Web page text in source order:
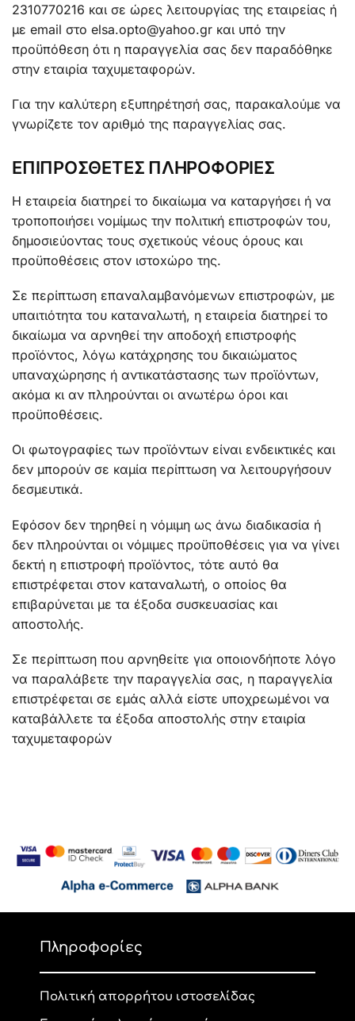
2310770216 και σε ώρες λειτουργίας της εταιρείας ή
με email στο elsa.opto@yahoo.gr και υπό την
προϋπόθεση ότι η παραγγελία σας δεν παραδόθηκε
στην εταιρία ταχυμεταφορών.
Για την καλύτερη εξυπηρέτησή σας, παρακαλούμε να
γνωρίζετε τον αριθμό της παραγγελίας σας.
ΕΠΙΠΡΟΣΘΕΤΕΣ ΠΛΗΡΟΦΟΡΙΕΣ
Η εταιρεία διατηρεί το δικαίωμα να καταργήσει ή να
τροποποιήσει νομίμως την πολιτική επιστροφών του,
δημοσιεύοντας τους σχετικούς νέους όρους και
προϋποθέσεις στον ιστοxώρο της.
Σε περίπτωση επαναλαμβανόμενων επιστροφών, με
υπαιτιότητα του καταναλωτή, η εταιρεία διατηρεί το
δικαίωμα να αρνηθεί την αποδοχή επιστροφής
προϊόντος, λόγω κατάχρησης του δικαιώματος
υπαναχώρησης ή αντικατάστασης των προϊόντων,
ακόμα κι αν πληρούνται οι ανωτέρω όροι και
προϋποθέσεις.
Οι φωτογραφίες των προϊόντων είναι ενδεικτικές και
δεν μπορούν σε καμία περίπτωση να λειτουργήσουν
δεσμευτικά.
Εφόσον δεν τηρηθεί η νόμιμη ως άνω διαδικασία ή
δεν πληρούνται οι νόμιμες προϋποθέσεις για να γίνει
δεκτή η επιστροφή προϊόντος, τότε αυτό θα
επιστρέφεται στον καταναλωτή, ο οποίος θα
επιβαρύνεται με τα έξοδα συσκευασίας και
αποστολής.
Σε περίπτωση που αρνηθείτε για οποιονδήποτε λόγο
να παραλάβετε την παραγγελία σας, η παραγγελία
επιστρέφεται σε εμάς αλλά είστε υποχρεωμένοι να
καταβάλλετε τα έξοδα αποστολής στην εταιρία
ταχυμεταφορών
Πληροφορίες
Πολιτική απορρήτου ιστοσελίδας